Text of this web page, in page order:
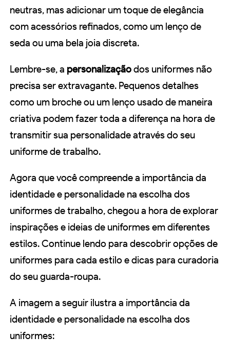
neutras, mas adicionar um toque de elegância
com acessórios refinados, como um lenço de
seda ou uma bela joia discreta.
Lembre-se, a personalizaçãodos uniformes não
precisa ser extravagante. Pequenos detalhes
como um broche ou um lenço usado de maneira
criativa podem fazer toda a diferença na hora de
transmitir sua personalidade através do seu
uniforme de trabalho.
Agora que você compreende a importância da
identidade e personalidade na escolha dos
uniformes de trabalho, chegou a hora de explorar
inspirações e ideias de uniformes em diferentes
estilos. Continue lendo para descobrir opções de
uniformes para cada estilo e dicas para curadoria
do seu guarda-roupa.
A imagem a seguir ilustra a importância da
identidade e personalidade na escolha dos
uniformes: